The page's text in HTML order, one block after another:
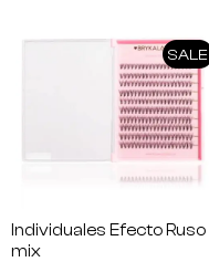
SALE
Individuales Efecto Ruso
mix